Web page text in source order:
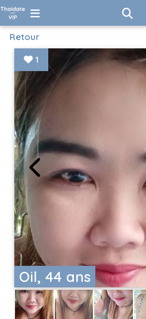
Retour
Oil, 44 ans
1